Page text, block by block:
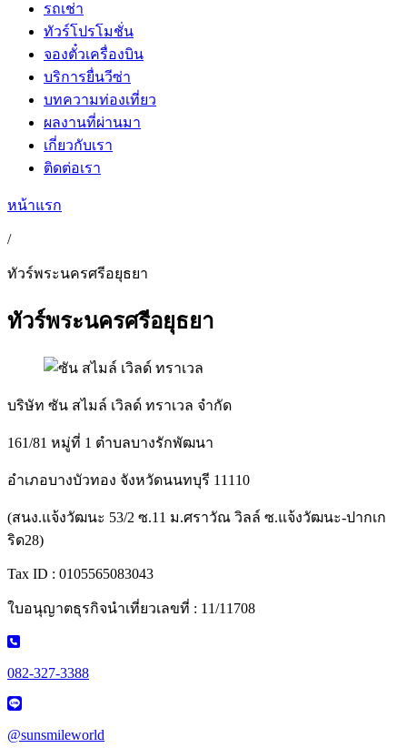
รถเช่า
ทัวร์โปรโมชั่น
จองตั๋วเครื่องบิน
บริการยื่นวีซ่า
บทความท่องเที่ยว
ผลงานที่ผ่านมา
เกี่ยวกับเรา
ติดต่อเรา
หน้าแรก
/
ทัวร์พระนครศรีอยุธยา
ทัวร์พระนครศรีอยุธยา
บริษัท ซัน สไมล์ เวิลด์ ทราเวล จำกัด
161/81 หมู่ที่ 1 ตำบลบางรักพัฒนา
อำเภอบางบัวทอง จังหวัดนนทบุรี 11110
(สนง.แจ้งวัฒนะ 53/2 ซ.11 ม.ศราวัณ วิลล์ ซ.แจ้งวัฒนะ-ปากเก
ริด28)
Tax ID : 0105565083043
ใบอนุญาตธุรกิจนำเที่ยวเลขที่ : 11/11708
082-327-3388
@sunsmileworld